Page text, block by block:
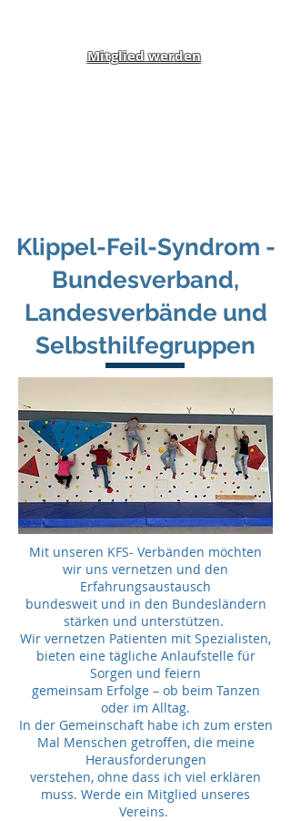
Mitglied werden
Klippel-Feil-Syndrom -
Bundesverband,
Landesverbände und
Selbsthilfegruppen
Mit unseren KFS- Verbänden möchten
wir uns vernetzen und den
Erfahrungsaustausch
bundesweit und in den Bundesländern
stärken und unterstützen.
Wir vernetzen Patienten mit Spezialisten,
bieten eine tägliche Anlaufstelle für
Sorgen und feiern
gemeinsam Erfolge – ob beim Tanzen
oder im Alltag.
In der Gemeinschaft habe ich zum ersten
Mal Menschen getroffen, die meine
Herausforderungen
verstehen, ohne dass ich viel erklären
muss. Werde ein Mitglied unseres
Vereins.